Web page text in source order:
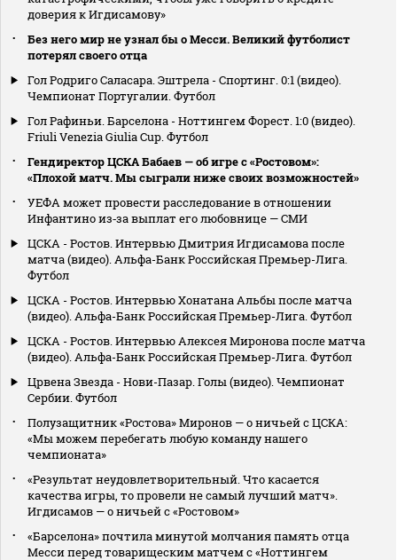
доверия к Игдисамову»
Без него мир не узнал бы о Месси. Великий футболист
потерял своего отца
Гол Родриго Саласара. Эштрела - Спортинг. 0:1 (видео).
Чемпионат Португалии. Футбол
Гол Рафиньи. Барселона - Ноттингем Форест. 1:0 (видео).
Friuli Venezia Giulia Cup. Футбол
Гендиректор ЦСКА Бабаев — об игре с «Ростовом»:
«Плохой матч. Мы сыграли ниже своих возможностей»
УЕФА может провести расследование в отношении
Инфантино из‑за выплат его любовнице — СМИ
ЦСКА - Ростов. Интервью Дмитрия Игдисамова после
матча (видео). Альфа-Банк Российская Премьер-Лига.
Футбол
ЦСКА - Ростов. Интервью Хонатана Альбы после матча
(видео). Альфа-Банк Российская Премьер-Лига. Футбол
ЦСКА - Ростов. Интервью Алексея Миронова после матча
(видео). Альфа-Банк Российская Премьер-Лига. Футбол
Црвена Звезда - Нови-Пазар. Голы (видео). Чемпионат
Сербии. Футбол
Полузащитник «Ростова» Миронов — о ничьей с ЦСКА:
«Мы можем перебегать любую команду нашего
чемпионата»
«Результат неудовлетворительный. Что касается
качества игры, то провели не самый лучший матч».
Игдисамов — о ничьей с «Ростовом»
«Барселона» почтила минутой молчания память отца
Месси перед товарищеским матчем с «Ноттингем